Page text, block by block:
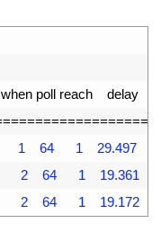
when poll reach delay
===============
1 64 1 29.497
2 64 1 19.361
2 64 1 19.172